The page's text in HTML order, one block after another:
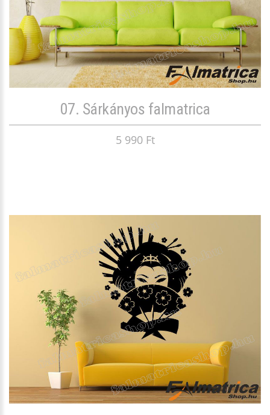
07. Sárkányos falmatrica
5 990 Ft